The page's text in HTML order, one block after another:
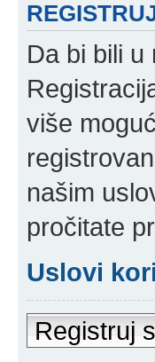
Da bi bili
više
našim
pročitate
Uslovi
Registruj